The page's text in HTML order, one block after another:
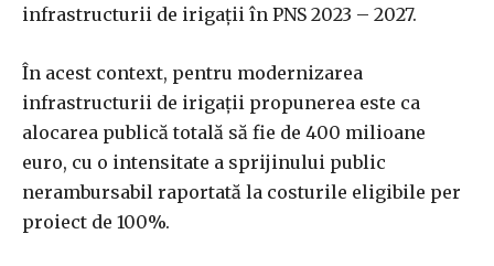
infrastructurii de irigaţii în PNS 2023 – 2027.
În acest context, pentru modernizarea
infrastructurii de irigaţii propunerea este ca
alocarea publică totală să fie de 400 milioane
euro, cu o intensitate a sprijinului public
nerambursabil raportată la costurile eligibile per
proiect de 100%.